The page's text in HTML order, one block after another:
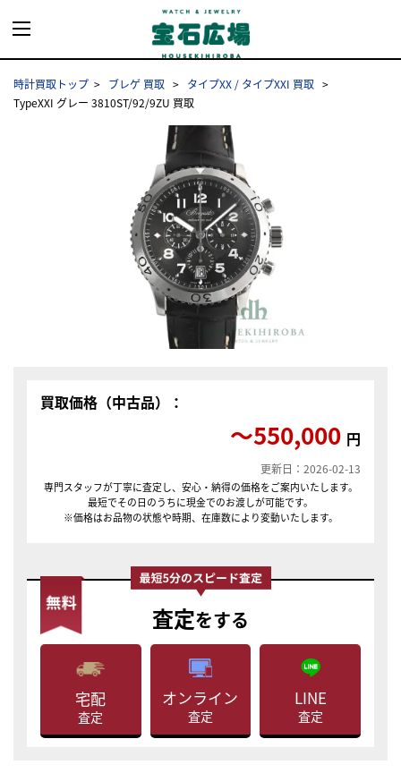
時計買取トップ ブレゲ 買取
タイプXX / タイプXXI 買取
TypeXXI グレー 3810ST/92/9ZU 買取
買取価格（中古品）：
〜550,000 円
更新日：2026-02-13
専門スタッフが丁寧に査定し、安心・納得の価格をご案内いたします。
最短でその日のうちに現金でのお渡しが可能です。
※価格はお品物の状態や時期、在庫数により変動いたします。
査定をする
宅配
査定
オンライン
査定
LINE
査定